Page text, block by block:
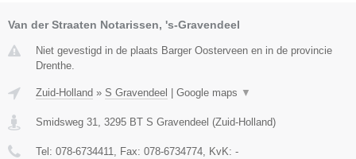
Van der Straaten Notarissen, 's-Gravendeel
Niet gevestigd in de plaats Barger Oosterveen en in de provincie
Drenthe.
Zuid-Holland » S Gravendeel Google maps ▼
Smidsweg 31, 3295 BT S Gravendeel (Zuid-Holland)
Tel: 078-6734411, Fax: 078-6734774, KvK: -